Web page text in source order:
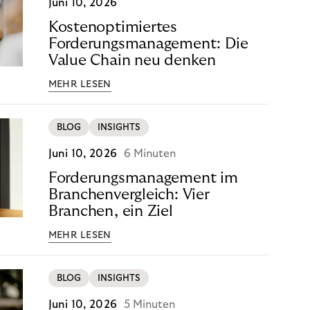
Juni 10, 2026
Kostenoptimiertes
Forderungsmanagement: Die
Value Chain neu denken
MEHR LESEN
BLOG INSIGHTS
Juni 10, 2026 6 Minuten
Forderungsmanagement im
Branchenvergleich: Vier
Branchen, ein Ziel
MEHR LESEN
BLOG INSIGHTS
Juni 10, 2026 5 Minuten